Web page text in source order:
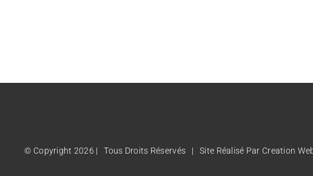
© Copyright 2026 | Tous Droits Réservés | Site Réalisé Par Creation